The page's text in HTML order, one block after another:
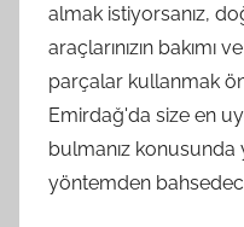
almak istiyorsanız,
araçlarınızın bakımı
parçalar kullanmak
Emirdağ'da size en
bulmanız konusunda
yöntemden